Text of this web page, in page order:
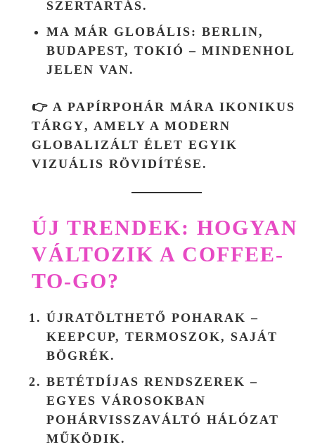
SZERTARTÁS.
MA MÁR GLOBÁLIS: BERLIN,
BUDAPEST, TOKIÓ – MINDENHOL
JELEN VAN.
👉 A PAPÍRPOHÁR MÁRA IKONIKUS
TÁRGY, AMELY A MODERN
GLOBALIZÁLT ÉLET EGYIK
VIZUÁLIS RÖVIDÍTÉSE.
ÚJ TRENDEK: HOGYAN
VÁLTOZIK A COFFEE-
TO-GO?
ÚJRATÖLTHETŐ POHARAK –
KEEPCUP, TERMOSZOK, SAJÁT
BÖGRÉK.
BETÉTDÍJAS RENDSZEREK –
EGYES VÁROSOKBAN
POHÁRVISSZAVÁLTÓ HÁLÓZAT
MŰKÖDIK.